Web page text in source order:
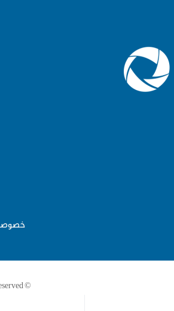
© Tabuk Pharmaceuticals 2026. All rights reserved.